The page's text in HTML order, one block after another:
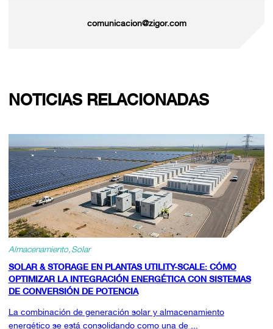
comunicacion@zigor.com
NOTICIAS RELACIONADAS
Almacenamiento Solar
SOLAR & STORAGE EN PLANTAS UTILITY-SCALE: CÓMO
OPTIMIZAR LA INTEGRACIÓN ENERGÉTICA CON SISTEMAS
DE CONVERSIÓN DE POTENCIA
La combinación de generación solar y almacenamiento
energético se está consolidando como una de ...